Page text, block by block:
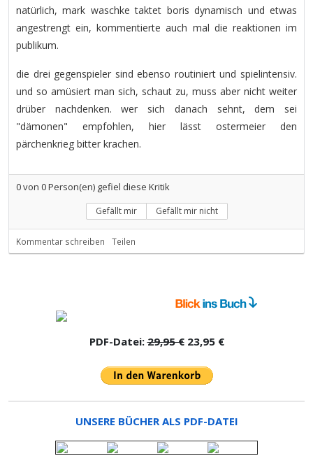
natürlich, mark waschke taktet boris dynamisch und etwas
angestrengt ein, kommentierte auch mal die reaktionen im
publikum.
die drei gegenspieler sind ebenso routiniert und spielintensiv.
und so amüsiert man sich, schaut zu, muss aber nicht weiter
drüber nachdenken. wer sich danach sehnt, dem sei
"dämonen" empfohlen, hier lässt ostermeier den
pärchenkrieg bitter krachen.
0von 0Person(en) gefiel diese Kritik
Gefällt mir Gefällt mir nicht
Kommentar schreiben Teilen
PDF-Datei:29,95 €23,95 €
UNSERE BÜCHER ALS PDF-DATEI